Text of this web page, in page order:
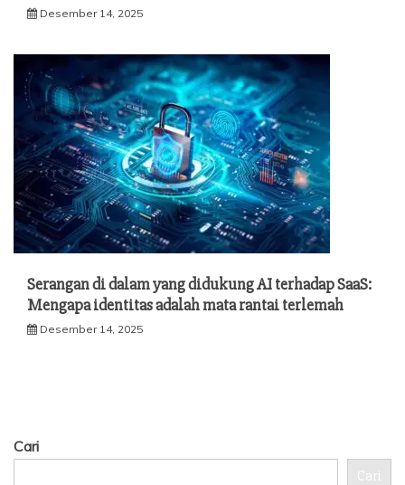
Desember 14, 2025
Serangan di dalam yang didukung AI terhadap SaaS:
Mengapa identitas adalah mata rantai terlemah
Desember 14, 2025
Cari
Cari